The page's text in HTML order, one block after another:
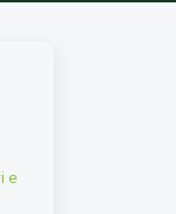
e